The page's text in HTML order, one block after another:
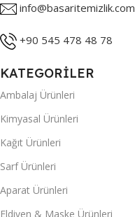
info@basaritemizlik.com
+90 545 478 48 78
KATEGORİLER
Ambalaj Ürünleri
Kimyasal Ürünleri
Kağıt Ürünleri
Sarf Ürünleri
Aparat Ürünleri
Eldiven & Maske Ürünleri